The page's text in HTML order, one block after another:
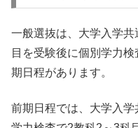
一般選抜は、大学入学
目を受験後に個別学力
期日程があります。
前期日程では、大学入